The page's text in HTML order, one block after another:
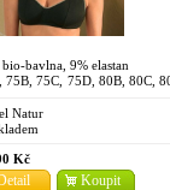
bavlna, 9% elastan
75B, 75C, 75D, 80B, 80C,
Natur
Kč
Koupit